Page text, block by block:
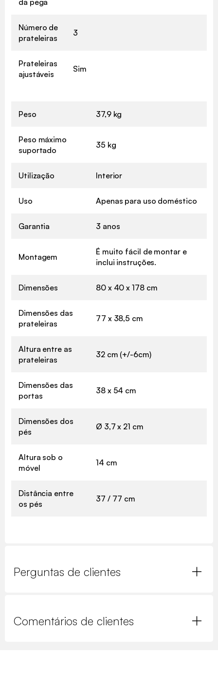
Número de
prateleiras
3
Prateleiras
ajustáveis
Sim
Peso 37,9 kg
Peso máximo
suportado
35 kg
Utilização Interior
Uso Apenas para uso doméstico
Garantia 3 anos
Montagem
É muito fácil de montar e
inclui instruções.
Dimensões 80 x 40 x 178 cm
Dimensões das
prateleiras
77 x 38,5 cm
Altura entre as
prateleiras
32 cm (+/-6cm)
Dimensões das
portas
38 x 54 cm
Dimensões dos
pés
Ø 3,7 x 21 cm
Altura sob o
móvel
14 cm
Distância entre
os pés
37 / 77 cm
Perguntas de clientes
Comentários de clientes